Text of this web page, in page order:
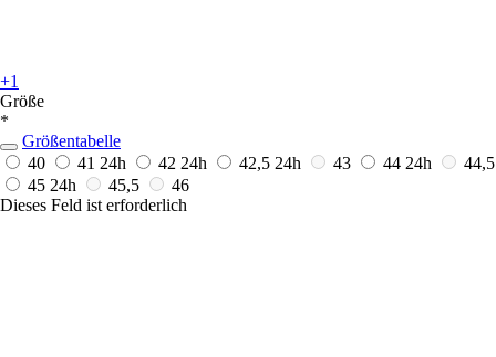
+1
Größe
*
Größentabelle
40
41 24h 42 24h 42,5 24h 43 44 24h
44,5
45 24h 45,5
46
Dieses Feld ist erforderlich